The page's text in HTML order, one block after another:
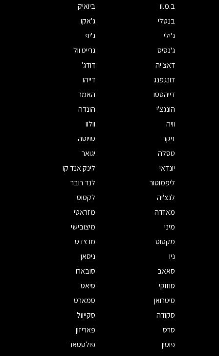
ב.מ.וו
ביואיק
בנטלי
ג'אקו
ג'ילי
ג'יפ
ג'נסיס
גרייט וול
דאצ'יה
דודג'
דונגפנג
דייהו
דייהטסו
האמר
הונגצ'י
הונדה
וויה
וולוו
זיקר
טויוטה
טסלה
יגואר
יונדאי
לינק אנד קו
ליפמוטור
לנד רובר
לנצ'יה
לקסוס
מאזדה
מזראטי
מיני
מיצובישי
מקסוס
מרצדס
ניו
ניסאן
סאאב
סובארו
סוזוקי
סיאט
סיטרואן
סמארט
סקודה
סקייוול
סרס
פאריזון
פוטון
פולסטאר